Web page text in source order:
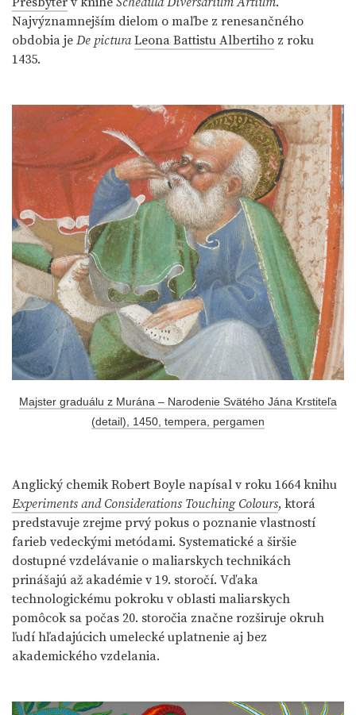
Najvýznamnejším dielom o maľbe z renesančného
obdobia je De pictura Leona Battistu Albertiho z roku
1435.
Majster graduálu z Murána – Narodenie Svätého Jána Krstiteľa
(detail), 1450, tempera, pergamen
Anglický chemik Robert Boyle napísal v roku 1664 knihu
Experiments and Considerations Touching Colours, ktorá
predstavuje zrejme prvý pokus o poznanie vlastností
farieb vedeckými metódami. Systematické a širšie
dostupné vzdelávanie o maliarskych technikách
prinášajú až akadémie v 19. storočí. Vďaka
technologickému pokroku v oblasti maliarskych
pomôcok sa počas 20. storočia značne rozširuje okruh
ľudí hľadajúcich umelecké uplatnenie aj bez
akademického vzdelania.